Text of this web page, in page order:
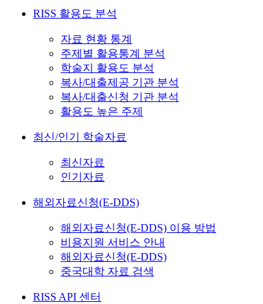
RISS 활용도 분석
자료 현황 통계
주제별 활용통계 분석
학술지 활용도 분석
복사/대출제공 기관 분석
복사/대출신청 기관 분석
활용도 높은 주제
최신/인기 학술자료
최신자료
인기자료
해외자료신청(E-DDS)
해외자료신청(E-DDS) 이용 방법
비용지원 서비스 안내
해외자료신청(E-DDS)
중국대학 자료 검색
RISS API 센터